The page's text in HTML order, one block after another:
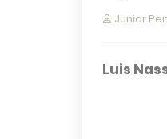
Junior
Luis